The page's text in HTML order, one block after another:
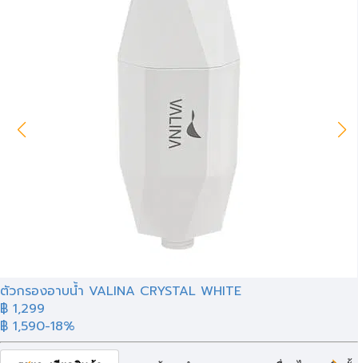
ตัวกรองอาบน้ำ VALINA CRYSTAL WHITE
฿ 1,299
฿ 1,590-18%